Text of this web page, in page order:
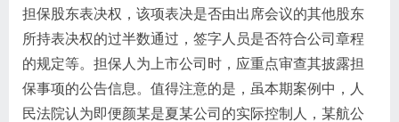
担保股东表决权，该项表决是否由出席会议的其他股东
所持表决权的过半数通过，签字人员是否符合公司章程
的规定等。担保人为上市公司时，应重点审查其披露担
保事项的公告信息。值得注意的是，虽本期案例中，人
民法院认为即便颜某是夏某公司的实际控制人，某航公